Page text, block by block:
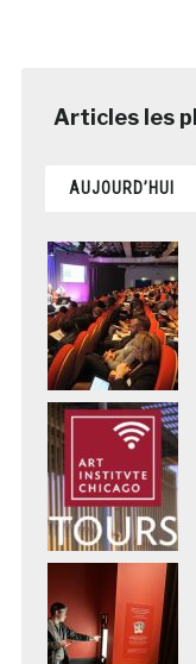
AUJOURD’HUI